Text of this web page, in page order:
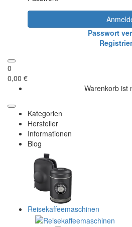
Passwort
0
0,00 €
Warenkorb ist
Kategorien
Hersteller
Informationen
Blog
Reisekaffeemaschinen